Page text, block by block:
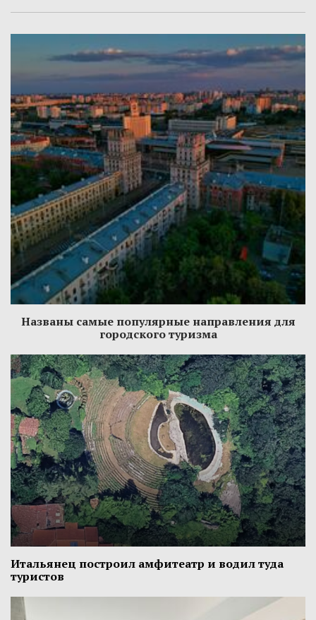
Названы самые популярные направления для
городского туризма
Итальянец построил амфитеатр и водил туда
туристов